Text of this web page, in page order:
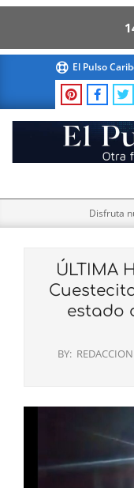
content
El Pulso
El
Pulso
Navigation
Disfruta
ÚLTIMA
estado
BY: REDACCION